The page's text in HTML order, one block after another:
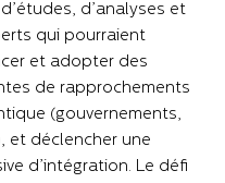
d’analyses et
qui pourraient
et adopter des
de rapprochements
(gouvernements,
et déclencher une
d’intégration. Le défi